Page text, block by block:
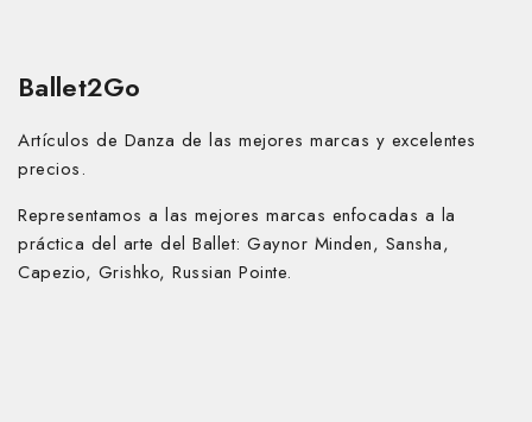
Ballet2Go
Artículos de Danza de las mejores marcas y excelentes
precios.
Representamos a las mejores marcas enfocadas a la
práctica del arte del Ballet: Gaynor Minden, Sansha,
Capezio, Grishko, Russian Pointe.